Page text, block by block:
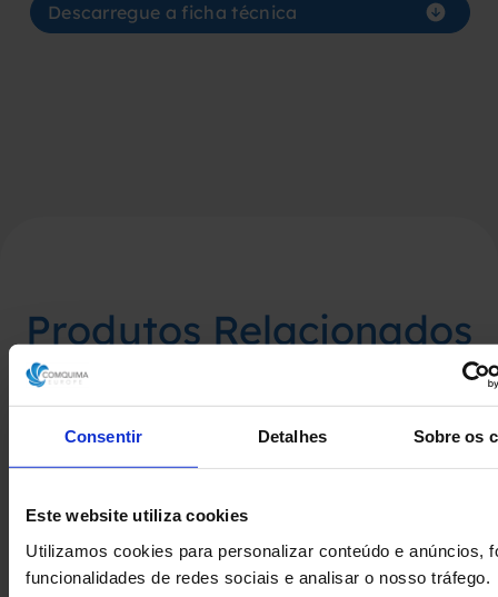
Consentir Detalhes Sobre os
Este website utiliza cookies
Utilizamos cookies para personalizar conteúdo e anúncios,
funcionalidades de redes sociais e analisar o nosso tráfego.
Descarregue a ficha técnica
Produtos Relacionados